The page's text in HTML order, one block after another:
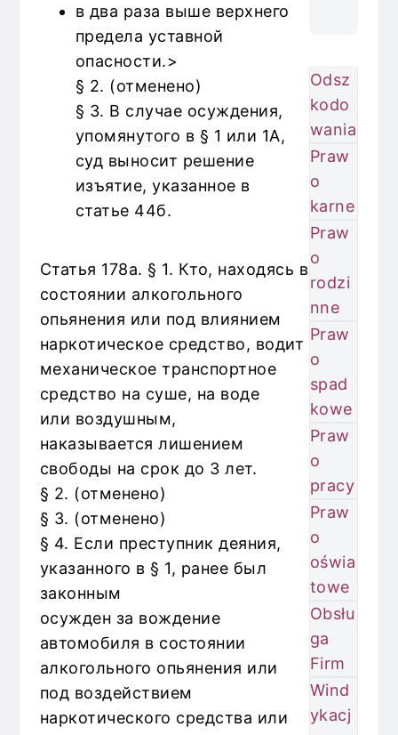
в два раза выше верхнего
предела уставной
опасности.>
§ 2. (отменено)
§ 3. В случае осуждения,
упомянутого в § 1 или 1A,
суд выносит решение
изъятие, указанное в
статье 44б.
Статья 178а. § 1. Кто, находясь в
состоянии алкогольного
опьянения или под влиянием
наркотическое средство, водит
механическое транспортное
средство на суше, на воде
или воздушным,
наказывается лишением
свободы на срок до 3 лет.
§ 2. (отменено)
§ 3. (отменено)
§ 4. Если преступник деяния,
указанного в § 1, ранее был
законным
осужден за вождение
автомобиля в состоянии
алкогольного опьянения или
под воздействием
наркотического средства или
Odsz
kodo
wania
Praw
o
karne
Praw
o
rodzi
nne
Praw
o
spad
kowe
Praw
o
pracy
Praw
o
oświa
towe
Obsłu
ga
Firm
Wind
ykacj